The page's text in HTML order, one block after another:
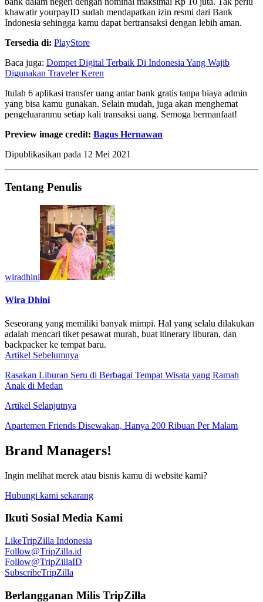
khawatir yourpayID sudah mendapatkan izin resmi dari Bank
Indonesia sehingga kamu dapat bertransaksi dengan lebih aman.
Tersedia di: PlayStore
Baca juga: Dompet Digital Terbaik Di Indonesia Yang Wajib
Digunakan Traveler Keren
Itulah 6 aplikasi transfer uang antar bank gratis tanpa biaya admin
yang bisa kamu gunakan. Selain mudah, juga akan menghemat
pengeluaranmu setiap kali transaksi uang. Semoga bermanfaat!
Preview image credit: Bagus Hernawan
Dipublikasikan pada 12 Mei 2021
Tentang Penulis
wiradhini
Wira Dhini
Seseorang yang memiliki banyak mimpi. Hal yang selalu dilakukan
adalah mencari tiket pesawat murah, buat itinerary liburan, dan
backpacker ke tempat baru.
Artikel Sebelumnya
Rasakan Liburan Seru di Berbagai Tempat Wisata yang Ramah
Anak di Medan
Artikel Selanjutnya
Apartemen Friends Disewakan, Hanya 200 Ribuan Per Malam
Brand Managers!
Ingin melihat merek atau bisnis kamu di website kami?
Hubungi kami sekarang
Ikuti Sosial Media Kami
LikeTripZilla Indonesia
Follow@TripZilla.id
Follow@TripZillaID
SubscribeTripZilla
Berlangganan Milis TripZilla